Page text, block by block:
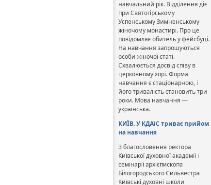
навчальний рік. Відділення діє
при Святогірському
Успенському Зимненському
жіночому монастирі. Про це
повідомляє обитель у фейсбуці.
На навчання запрошуються
особи жіночої статі.
Схвалюється досвід співу в
церковному хорі. Форма
навчання є стаціонарною, і
його тривалість становить три
роки. Мова навчання —
українська.
КИЇВ. У КДАіС триває прийом
на навчання
З благословення ректора
Київської духовної академії і
семінарії архієпископа
Білогородського Сильвестра
Київські духовні школи